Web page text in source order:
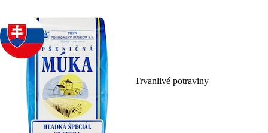
Trvanlivé potraviny